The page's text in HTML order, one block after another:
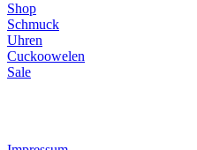
Shop
Schmuck
Uhren
Cuckoowelen
Sale